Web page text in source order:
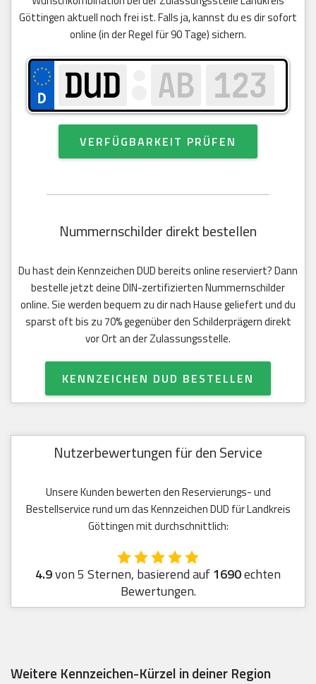
Göttingen aktuell noch frei ist. Falls ja, kannst du es dir sofort
online (in der Regel für 90 Tage) sichern.
VERFÜGBARKEIT PRÜFEN
Nummernschilder direkt bestellen
Du hast dein Kennzeichen DUD bereits online reserviert? Dann
bestelle jetzt deine DIN-zertifizierten Nummernschilder
online. Sie werden bequem zu dir nach Hause geliefert und du
sparst oft bis zu 70% gegenüber den Schilderprägern direkt
vor Ort an der Zulassungsstelle.
KENNZEICHEN DUD BESTELLEN
Nutzerbewertungen für den Service
Unsere Kunden bewerten den Reservierungs- und
Bestellservice rund um das Kennzeichen DUD für Landkreis
Göttingen mit durchschnittlich:
4.9von 5 Sternen, basierend auf1690echten
Bewertungen.
Weitere Kennzeichen-Kürzel in deiner Region